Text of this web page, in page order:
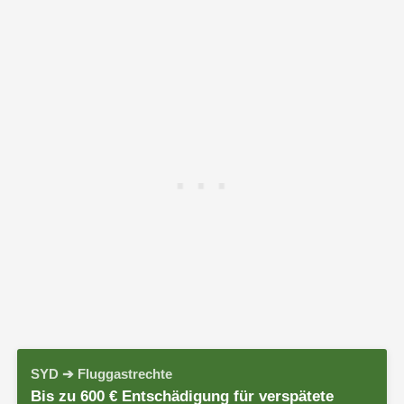
SYD ➔ Fluggastrechte
Bis zu 600 € Entschädigung für verspätete